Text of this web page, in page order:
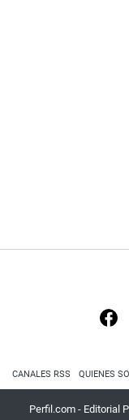
CANALES RSS QUIENES
Perfil.com - Editorial